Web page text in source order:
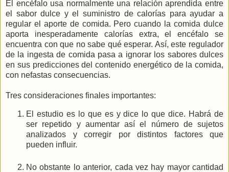
El encéfalo usa normalmente una relación aprendida entre
el sabor dulce y el suministro de calorías para ayudar a
regular el aporte de comida. Pero cuando la comida dulce
aporta inesperadamente calorías extra, el encéfalo se
encuentra con que no sabe qué esperar. Así, este regulador
de la ingesta de comida pasa a ignorar los sabores dulces
en sus predicciones del contenido energético de la comida,
con nefastas consecuencias.
Tres consideraciones finales importantes:
El estudio es lo que es y dice lo que dice. Habrá de
ser repetido y aumentar así el número de sujetos
analizados y corregir por distintos factores que
pueden influir.
No obstante lo anterior, cada vez hay mayor cantidad